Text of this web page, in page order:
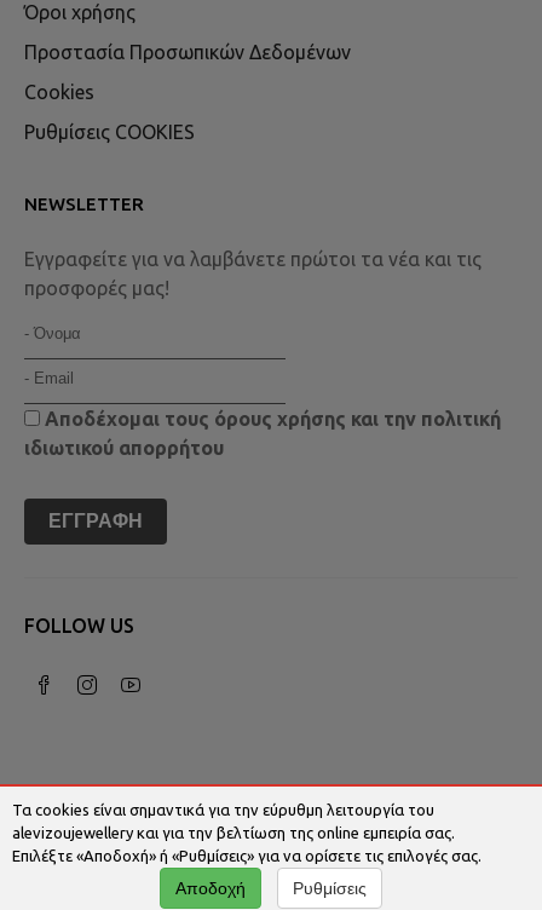
Όροι χρήσης
Προστασία Προσωπικών Δεδομένων
Cookies
Ρυθμίσεις COOKIES
NEWSLETTER
Εγγραφείτε για να λαμβάνετε πρώτοι τα νέα και τις
προσφορές μας!
Αποδέχομαι τους όρους χρήσης και την πολιτική
ιδιωτικού απορρήτου
ΕΓΓΡΑΦΉ
FOLLOW US
© 2026 Alevizoujewellery.com | Κατασκευή
Ιστοσελίδων - Www.qualityweb.gr
Τα cookies είναι σημαντικά για την εύρυθμη λειτουργία του
alevizoujewellery και για την βελτίωση της online εμπειρία σας.
Επιλέξτε «Αποδοχή» ή «Ρυθμίσεις» για να ορίσετε τις επιλογές σας.
Αποδοχή Ρυθμίσεις